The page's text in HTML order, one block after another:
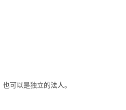
可以是独立的法人。